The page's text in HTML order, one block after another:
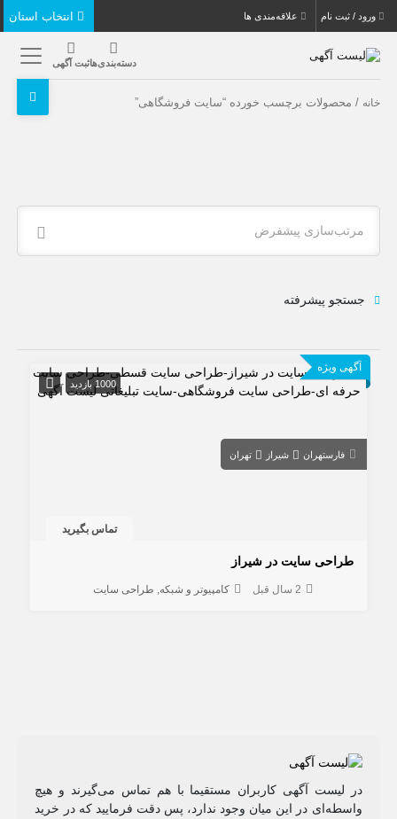
ورود / ثبت نام علاقه‌مندی ها
دسته‌بندی‌هاثبت آگهی
خانه / محصولات برچسب خورده “سایت فروشگاهی”
مرتب‌سازی پیشفرض
جستجو پیشرفته
آگهی ویژه
1000 بازدید
فارستهران شیراز تهران
تماس بگیرید
طراحی سایت در شیراز
2 سال قبل کامپیوتر و شبکه طراحی سایت
در لیست آگهی کاربران مستقیما با هم تماس می‌گیرند و هیچ
واسطه‌ای در این میان وجود ندارد، پس دقت فرمایید که در خرید